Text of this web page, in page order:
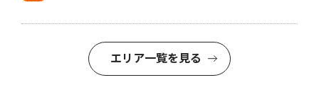
エリア一覧を見る